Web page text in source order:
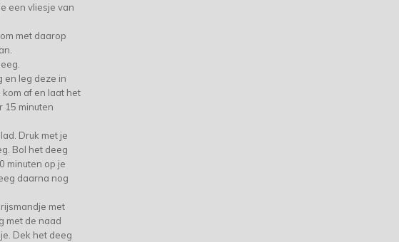
een vliesje van
met daarop
en leg deze in
af en laat het
15 minuten
Druk met je
Bol het deeg
minuten op je
daarna nog
met
met de naad
Dek het deeg